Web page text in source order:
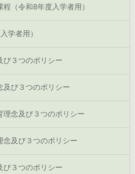
（令和8年度入学者用）
学者用）
び３つのポリシー
及び３つのポリシー
理念及び３つのポリシー
念及び３つのポリシー
び３つのポリシー